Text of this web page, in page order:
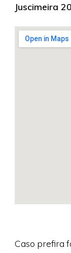
Juscimeira
Caso prefira